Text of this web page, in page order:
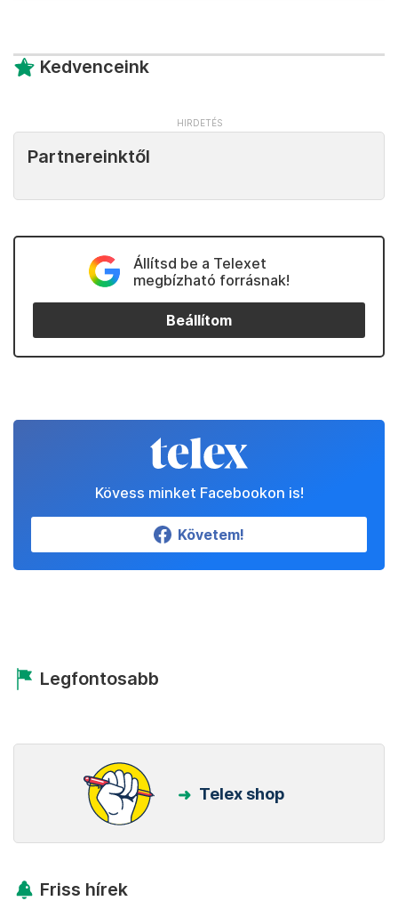
Kedvenceink
Partnereinktől
Állítsd be a Telexet
megbízható forrásnak!
Beállítom
Kövess minket Facebookon is!
Követem!
Legfontosabb
Telex shop
Friss hírek